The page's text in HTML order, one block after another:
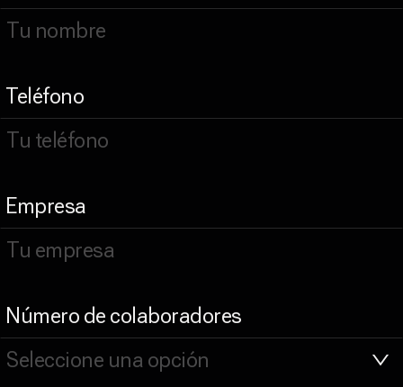
Teléfono
Empresa
Número de colaboradores